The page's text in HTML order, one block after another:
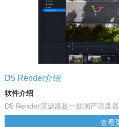
D5 Render介绍
软件介绍
D5 Render渲染器是一款国产渲染
出色，D5 Render渲染器全场景实
查看